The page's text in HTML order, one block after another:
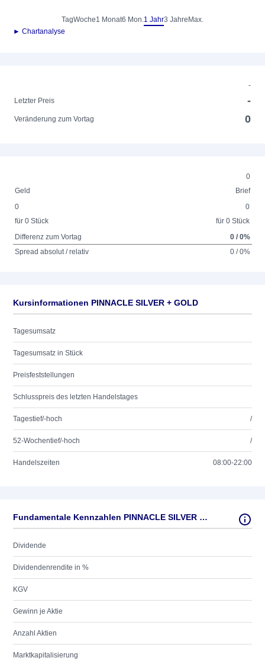
TagWoche1 Monat6 Mon.1 Jahr3 Jahre Max.
► Chartanalyse
-
Letzter Preis
-
Veränderung zum Vortag 0
0
Geld
Brief
0
für 0 Stück
0
für 0 Stück
Differenz zum Vortag
0 / 0%
Spread absolut / relativ
0 / 0%
Kursinformationen PINNACLE SILVER + GOLD
Tagesumsatz
Tagesumsatz in Stück
Preisfeststellungen
Schlusspreis des letzten Handelstages
Tagestief/-hoch /
52-Wochentief/-hoch /
Handelszeiten 08:00-22:00
Fundamentale Kennzahlen PINNACLE SILVER + GOLD
Dividende
Dividendenrendite in %
KGV
Gewinn je Aktie
Anzahl Aktien
Marktkapitalisierung